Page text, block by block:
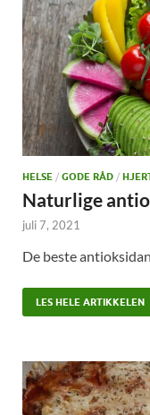
HELSE / GODE RÅD /
Naturlige
juli 7, 2021
De beste
LES HELE ARTIKKELEN